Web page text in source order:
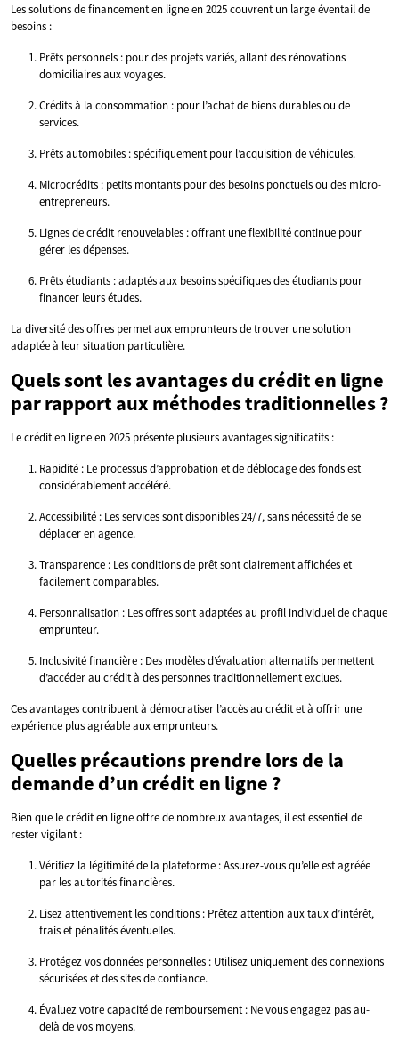
Les solutions de financement en ligne en 2025 couvrent un large éventail de
besoins :
Prêts personnels : pour des projets variés, allant des rénovations
domiciliaires aux voyages.
Crédits à la consommation : pour l’achat de biens durables ou de
services.
Prêts automobiles : spécifiquement pour l’acquisition de véhicules.
Microcrédits : petits montants pour des besoins ponctuels ou des micro-
entrepreneurs.
Lignes de crédit renouvelables : offrant une flexibilité continue pour
gérer les dépenses.
Prêts étudiants : adaptés aux besoins spécifiques des étudiants pour
financer leurs études.
La diversité des offres permet aux emprunteurs de trouver une solution
adaptée à leur situation particulière.
Quels sont les avantages du crédit en ligne
par rapport aux méthodes traditionnelles ?
Le crédit en ligne en 2025 présente plusieurs avantages significatifs :
Rapidité : Le processus d’approbation et de déblocage des fonds est
considérablement accéléré.
Accessibilité : Les services sont disponibles 24/7, sans nécessité de se
déplacer en agence.
Transparence : Les conditions de prêt sont clairement affichées et
facilement comparables.
Personnalisation : Les offres sont adaptées au profil individuel de chaque
emprunteur.
Inclusivité financière : Des modèles d’évaluation alternatifs permettent
d’accéder au crédit à des personnes traditionnellement exclues.
Ces avantages contribuent à démocratiser l’accès au crédit et à offrir une
expérience plus agréable aux emprunteurs.
Quelles précautions prendre lors de la
demande d’un crédit en ligne ?
Bien que le crédit en ligne offre de nombreux avantages, il est essentiel de
rester vigilant :
Vérifiez la légitimité de la plateforme : Assurez-vous qu’elle est agréée
par les autorités financières.
Lisez attentivement les conditions : Prêtez attention aux taux d’intérêt,
frais et pénalités éventuelles.
Protégez vos données personnelles : Utilisez uniquement des connexions
sécurisées et des sites de confiance.
Évaluez votre capacité de remboursement : Ne vous engagez pas au-
delà de vos moyens.